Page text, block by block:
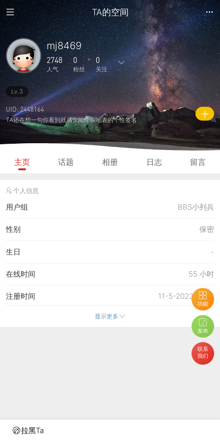
拉黑Ta
TA的空间
功能
发布
联系
我们
mj8469
2748
人气
0
粉丝
0
关注
18
主题
144
回复
0
日志
0
相册
0
好友
0 0
关注
0
说说
2748
人气
435
积分
Lv.3
UID: 2448164
TA还在想一句你看到就感觉能炸裂地表的个性签名
主页 话题 相册 日志 留言
个人信息
用户组 BBS小列兵
保密
性别
-
生日
55 小时
在线时间
11-5-2023 18:04
注册时间
16-5-2026 12:28
16-5-2026 12:28
9-5-2026 11:06
显示更多